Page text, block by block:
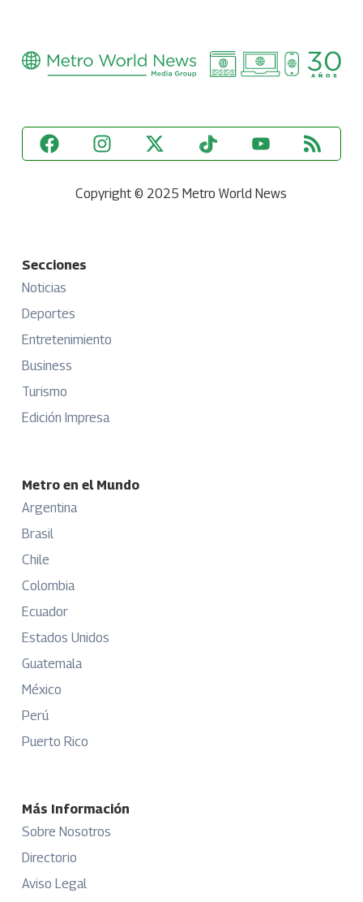
Copyright © 2025 Metro World News
Secciones
Noticias
Deportes
Entretenimiento
Business
Turismo
Edición Impresa
Metro en el Mundo
Argentina
Brasil
Chile
Colombia
Ecuador
Estados Unidos
Guatemala
México
Perú
Puerto Rico
Más Información
Sobre Nosotros
Directorio
Aviso Legal